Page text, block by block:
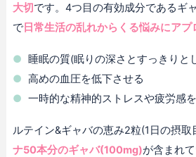
大切です。4つ目の有効成分であるギ
で日常生活の乱れからくる悩みにアプ
睡眠の質(眠りの深さとすっきりと
高めの血圧を低下させる
一時的な精神的ストレスや疲労感
ルテイン&ギャバの恵み2粒(1日の摂取
ナ50本分のギャバ(100mg)が含まれ